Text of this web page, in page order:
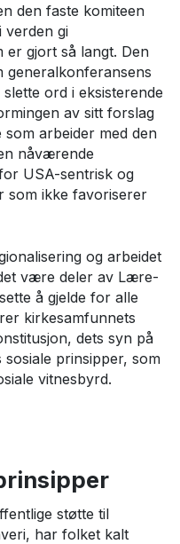
den faste komiteen
verden gi
er gjort så langt. Den
generalkonferansens
ord i eksisterende
av sitt forslag
arbeider med den
nåværende
USA-sentrisk og
som ikke favoriserer
og arbeidet
være deler av Lære-
å gjelde for alle
kirkesamfunnets
dets syn på
prinsipper, som
vitnesbyrd.
støtte til
har folket kalt